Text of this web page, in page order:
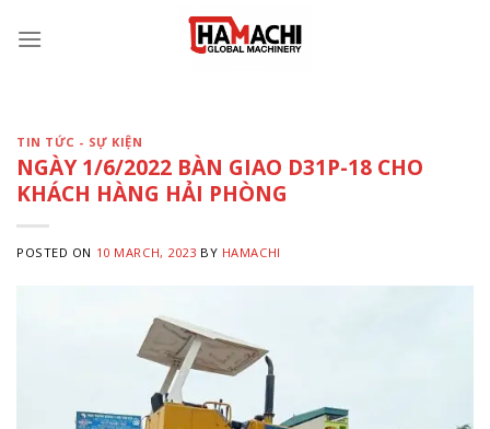
TIN TỨC - SỰ KIỆN
NGÀY 1/6/2022 BÀN GIAO D31P-18 CHO
KHÁCH HÀNG HẢI PHÒNG
POSTED ON 10 MARCH, 2023 BY HAMACHI